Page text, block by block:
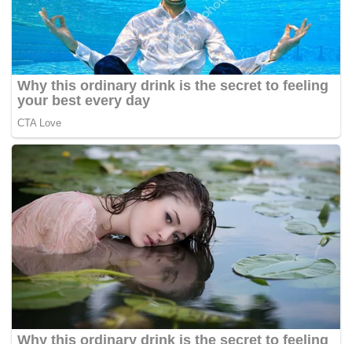
menjadi pilihan, sebaliknya pelakon itu memilih sut
berwarna putih kelabu bagi hari bahagianya itu.
Sama cantik sama padan, kek perkahwinan pasangan itu
yang bertemakan istana turut meraih perhatian ramai.
Berlangsung meriah di Hotel Premiera Kuala Lumpur,
majlis berkonsepkanfairytaleini turut dihiburkan dengan
nyanyian penyanyi terkenal, Jaclyn Victor. –
MYNEWSHUB.CC